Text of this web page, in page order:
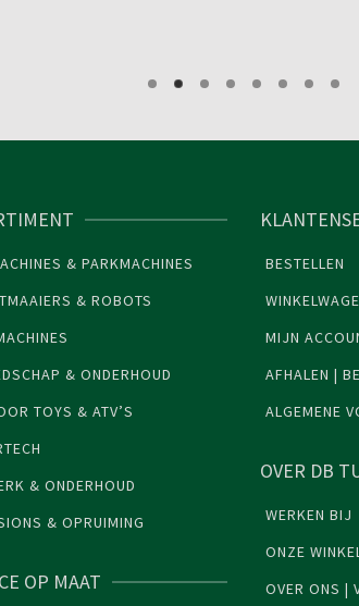
& PARKMACHINES
& ROBOTS
& ONDERHOUD
TOYS & ATV’S
& ONDERHOUD
& OPRUIMING
OP MAAT
BESTELLEN
MIJN
AFHALEN |
ALGEMENE
OVER DB
WERKEN BIJ
ONZE
OVER ONS |